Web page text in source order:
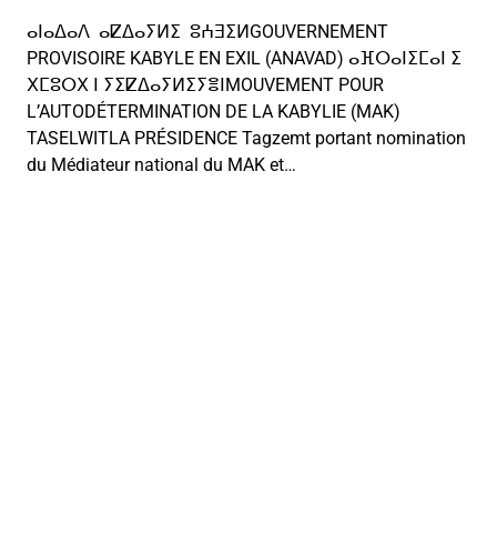
ⴰⵏⴰⵠⴰⴷ ⴰⵇⵠⴰⵢⵍⵉ ⵓⵄⴺⵉⵍGOUVERNEMENT
PROVISOIRE KABYLE EN EXIL (ANAVAD) ⴰⴼⵔⴰⵏⵉⵎⴰⵏ ⵉ
ⵝⵎⵓⵔⵝ ⵏ ⵢⵉⵇⵠⴰⵢⵍⵉⵢⴻⵏMOUVEMENT POUR
L’AUTODÉTERMINATION DE LA KABYLIE (MAK)
TASELWITLA PRÉSIDENCE Tagzemt portant nomination
du Médiateur national du MAK et…